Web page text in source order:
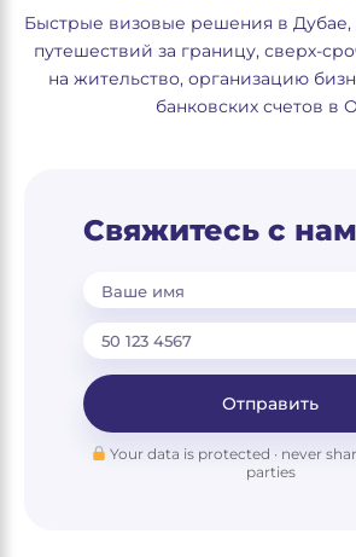
Быстрые визовые решения в Дубае,
путешествий за границу, сверх-
на жительство, организацию
банковских счетов в
Свяжитесь с
Ваше имя
Отправить
Your data is protected · never
parties